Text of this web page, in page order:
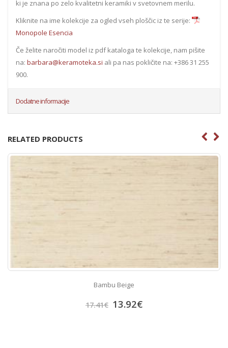
ki je znana po zelo kvalitetni keramiki v svetovnem merilu.
Kliknite na ime kolekcije za ogled vseh ploščic iz te serije:
Monopole Esencia
Če želite naročiti model iz pdf kataloga te kolekcije, nam pišite
na: barbara@keramoteka.si ali pa nas pokličite na: +386 31 255
900.
Dodatne informacije
RELATED PRODUCTS
Bambu Beige
17.41€ 13.92€